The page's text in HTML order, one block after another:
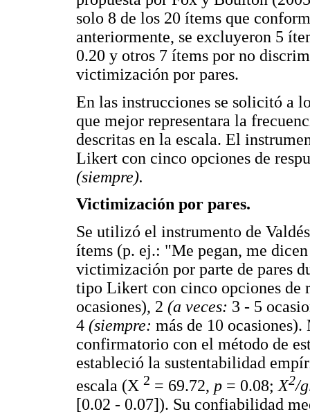
solo 8 de los 20 ítems que
anteriormente, se excluyeron 5
0.20 y otros 7 ítems por no
victimización por pares.
En las instrucciones se solicitó a
que mejor representara la
descritas en la escala. El
Likert con cinco opciones de
(siempre).
Victimización por pares.
Se utilizó el instrumento de
ítems (p. ej.: "Me pegan, me
victimización por parte de pares
tipo Likert con cinco opciones de
ocasiones), 2 (a veces: 3 - 5
4 (siempre: más de 10
confirmatorio con el método de
estableció la sustentabilidad
escala (X 2 = 69.72, p = 0.08; X2/
[0.02 - 0.07]). Su confiabilidad